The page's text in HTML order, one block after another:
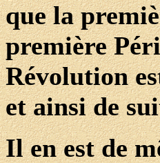
que la
première
Révolution
et ainsi de
Il en est de